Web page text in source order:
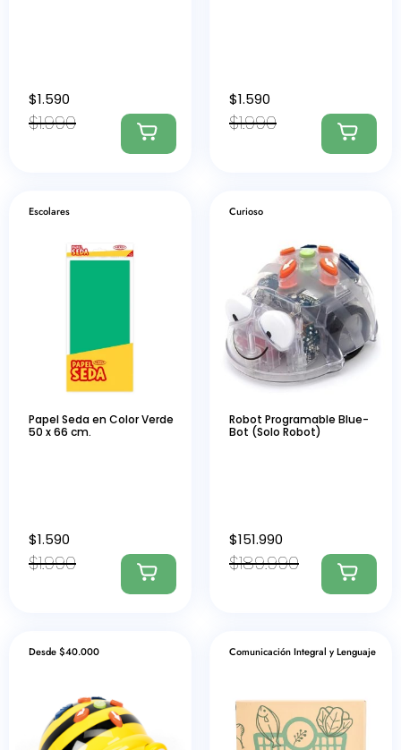
$1.990
$1.590
$1.990
$1.590
Escolares
Papel Seda en Color Verde
50 x 66 cm.
$1.990
$1.590
Curioso
Robot Programable Blue-
Bot (Solo Robot)
$189.990
$151.990
Desde $40.000 Comunicación Integral y Lenguaje